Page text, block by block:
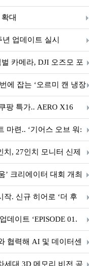
대
업데이트 실시
카메라, DJI 오즈모 포
에 잡는 ‘오르미 캔 냉장
팡 특가.. AERO X16
마련.. ‘기어스 오브 워:
, 27인치 모니터 신제
’ 크리에이터 대회 개최
작. 신규 히어로 ‘더 후
데이트 ‘EPISODE 01.
협력해 AI 및 데이터센
아키텍처 시연
세대 3D 메모리 비전 공